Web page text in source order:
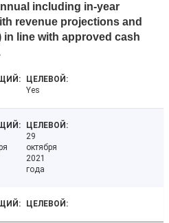
including in-year
revenue projections and
line with approved cash
Yes
29
октября
2021
года